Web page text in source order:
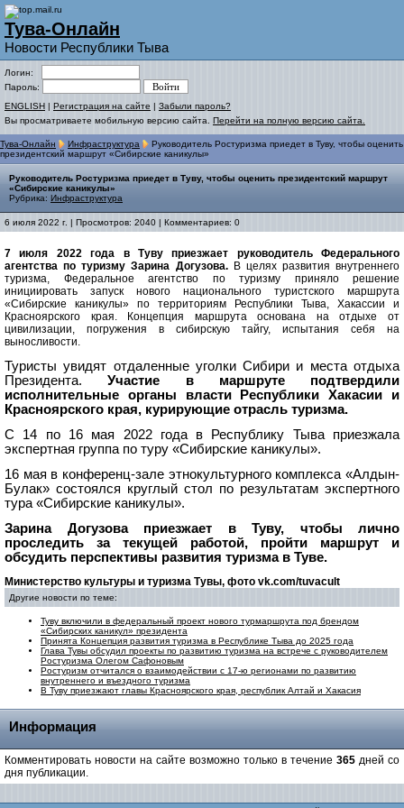
Тува-Онлайн
Новости Республики Тыва
Логин:
Пароль:
ENGLISH | Регистрация на сайте | Забыли пароль?
Вы просматриваете мобильную версию сайта. Перейти на полную версию сайта.
Тува-Онлайн Инфраструктура
Руководитель Ростуризма приедет в Туву, чтобы оценить
президентский маршрут «Сибирские каникулы»
Руководитель Ростуризма приедет в Туву, чтобы оценить президентский маршрут
«Сибирские каникулы»
Рубрика: Инфраструктура
6 июля 2022 г. | Просмотров: 2040 | Комментариев: 0
7 июля 2022 года в Туву приезжает руководитель Федерального
агентства по туризму Зарина Догузова. В целях развития внутреннего
туризма, Федеральное агентство по туризму приняло решение
инициировать запуск нового национального туристского маршрута
«Сибирские каникулы» по территориям Республики Тыва, Хакассии и
Красноярского края. Концепция маршрута основана на отдыхе от
цивилизации, погружения в сибирскую тайгу, испытания себя на
выносливости.
Туристы увидят отдаленные уголки Сибири и места отдыха
Президента.Участие в маршруте подтвердили
исполнительные органы власти Республики Хакасии и
Красноярского края, курирующие отрасль туризма.
С 14 по 16 мая 2022 года в Республику Тыва приезжала
экспертная группа по туру «Сибирские каникулы».
16 мая в конференц-зале этнокультурного комплекса «Алдын-
Булак» состоялся круглый стол по результатам экспертного
тура «Сибирские каникулы».
Зарина Догузова приезжает в Туву, чтобы лично
проследить за текущей работой, пройти маршрут и
обсудить перспективы развития туризма в Туве.
Министерство культуры и туризма Тувы, фото vk.com/tuvacult
Другие новости по теме:
Туву включили в федеральный проект нового турмаршрута под брендом
«Сибирских каникул» президента
Принята Концепция развития туризма в Республике Тыва до 2025 года
Глава Тувы обсудил проекты по развитию туризма на встрече с руководителем
Ростуризма Олегом Сафоновым
Ростуризм отчитался о взаимодействии с 17-ю регионами по развитию
внутреннего и въездного туризма
В Туву приезжают главы Красноярского края, республик Алтай и Хакасия
Информация
Комментировать новости на сайте возможно только в течение 365 дней со
дня публикации.